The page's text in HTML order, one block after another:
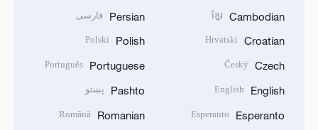
Cambodian
ខ្មែរ
Croatian
Hrvatski
Czech
Český
English
English
Esperanto
Esperanto
Persian فارسی
Polish
Polski
Portuguese
Português
Pashto پښتو
Romanian
Română